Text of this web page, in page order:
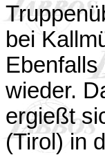
bei
wieder.
ergießt
(Tirol) in